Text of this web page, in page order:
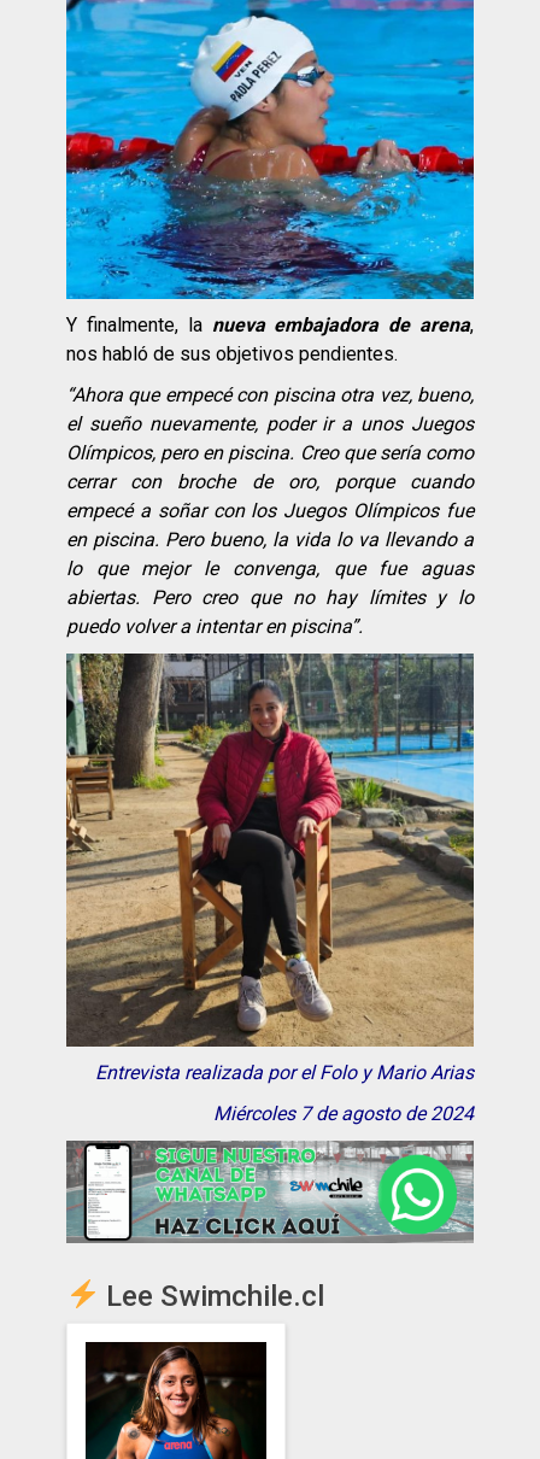
Y finalmente, la nueva embajadora de arena,
nos habló de sus objetivos pendientes.
“Ahora que empecécon piscina otra vez, bueno,
el sueño nuevamente, poder ir a unos Juegos
Olímpicos, pero en piscina. Creo que sería como
cerrar con broche de oro, porque cuando
empecé a soñar con los Juegos Olímpicos fue
en piscina. Pero bueno, la vida lo va llevando a
lo que mejor le convenga, que fue aguas
abiertas. Pero creo que no hay límites y lo
puedo volver a intentar en piscina”.
Entrevista realizada por el Folo y Mario Arias
Miércoles 7 de agosto de 2024
Lee Swimchile.cl